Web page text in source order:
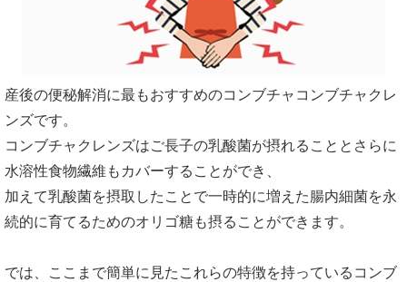
産後の便秘解消に最もおすすめのコンブチャコンブチャクレ
ンズです。
コンブチャクレンズはご長子の乳酸菌が摂れることとさらに
水溶性食物繊維もカバーすることができ、
加えて乳酸菌を摂取したことで一時的に増えた腸内細菌を永
続的に育てるためのオリゴ糖も摂ることができます。
では、ここまで簡単に見たこれらの特徴を持っているコンブ